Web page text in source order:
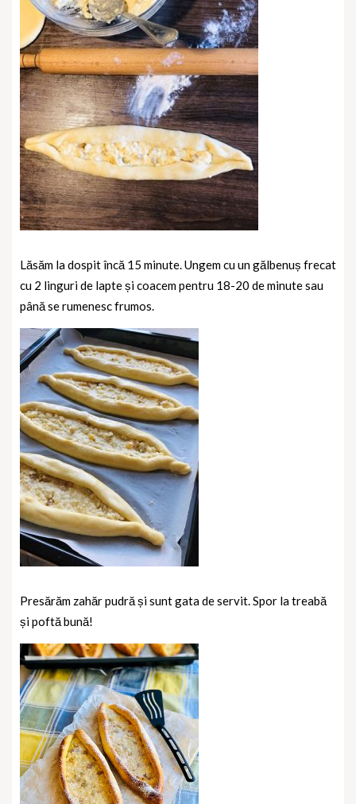
Lăsăm la dospit încă 15 minute. Ungem cu un gălbenuș frecat
cu 2 linguri de lapte și coacem pentru 18-20 de minute sau
până se rumenesc frumos.
Presărăm zahăr pudră și sunt gata de servit. Spor la treabă
și poftă bună!